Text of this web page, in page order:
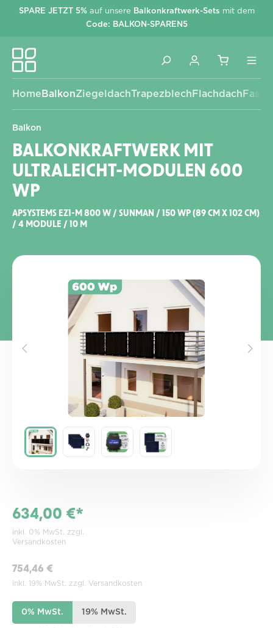
springen
SPARE JETZT 5%auf unsere Balkonkraftwerk-Sets mit dem
Code: BALKON-SPAREN5
Home BalkonZiegeldachTrapezblech Flachdach
Balkon
BALKONKRAFTWERK MIT
ULTRALEICHT-MODULEN 600
WP
APSYSTEMS EZ1-M 800 W / SUNMAN / 150 WP (89 CM X 102 CM)
/ 4 MODULE / 10 M
Bildergalerie überspringen
634,00 €*
inkl. 0% MwSt. zzgl.
Versandkosten
754,46 €
inkl. 19% MwSt. zzgl. Versandkosten
0% MwSt. 19% MwSt.